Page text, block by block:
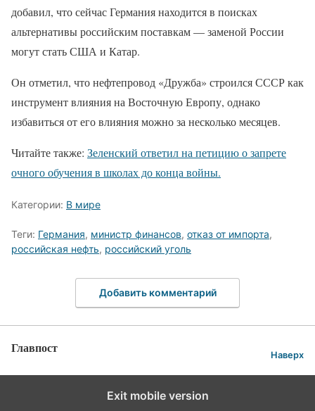
добавил, что сейчас Германия находится в поисках
альтернативы российским поставкам — заменой России
могут стать США и Катар.
Он отметил, что нефтепровод «Дружба» строился СССР как
инструмент влияния на Восточную Европу, однако
избавиться от его влияния можно за несколько месяцев.
Читайте также: Зеленский ответил на петицию о запрете
очного обучения в школах до конца войны.
Категории: В мире
Теги: Германия, министр финансов, отказ от импорта,
российская нефть, российский уголь
Добавить комментарий
Главпост Наверх
Exit mobile version